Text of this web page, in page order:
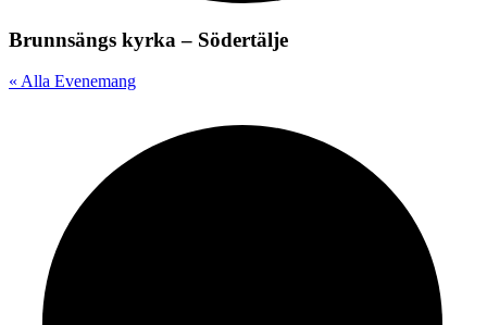
Brunnsängs kyrka – Södertälje
« Alla Evenemang